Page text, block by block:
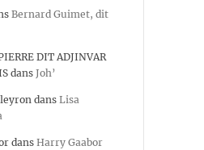
Bernard Guimet, dit
DIT ADJINVAR
dans Joh’
dans Lisa
dans Harry Gaabor